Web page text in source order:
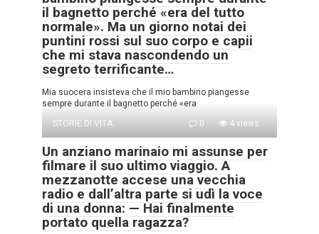
il bagnetto perché «era del tutto
normale». Ma un giorno notai dei
puntini rossi sul suo corpo e capii
che mi stava nascondendo un
segreto terrificante…
Mia suocera insisteva che il mio bambino piangesse
sempre durante il bagnetto perché «era
STORIE DI VITA
0 4 views
Un anziano marinaio mi assunse per
filmare il suo ultimo viaggio. A
mezzanotte accese una vecchia
radio e dall’altra parte si udì la voce
di una donna: — Hai finalmente
portato quella ragazza?